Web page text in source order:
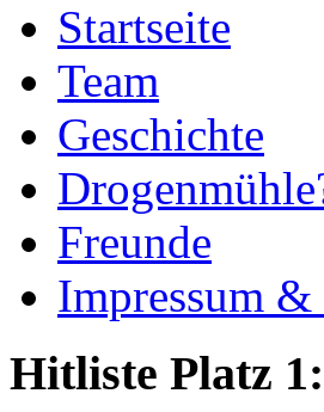
Startseite
Team
Geschichte
Freunde
Impressum &
Hitliste Platz 1: